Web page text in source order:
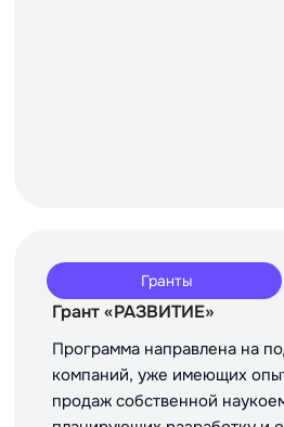
Гранты
Грант «РАЗВИТИЕ»
Программа направлена на
компаний, уже имеющих
продаж собственной